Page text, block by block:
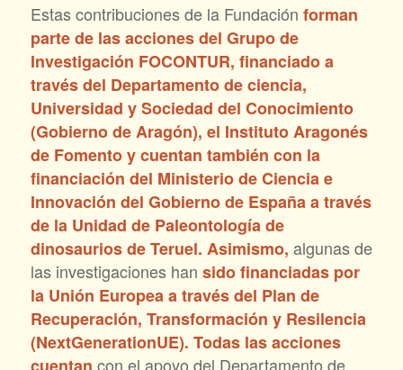
Estas contribuciones de la Fundación forman
parte de las acciones del Grupo de
Investigación FOCONTUR, financiado a
través del Departamento de ciencia,
Universidad y Sociedad del Conocimiento
(Gobierno de Aragón), el Instituto Aragonés
de Fomento y cuentan también con la
financiación del Ministerio de Ciencia e
Innovación del Gobierno de España a través
de la Unidad de Paleontología de
dinosaurios de Teruel. Asimismo, algunas de
las investigaciones han sido financiadas por
la Unión Europea a través del Plan de
Recuperación, Transformación y Resilencia
(NextGenerationUE). Todas las acciones
con el apoyo del Departamento de